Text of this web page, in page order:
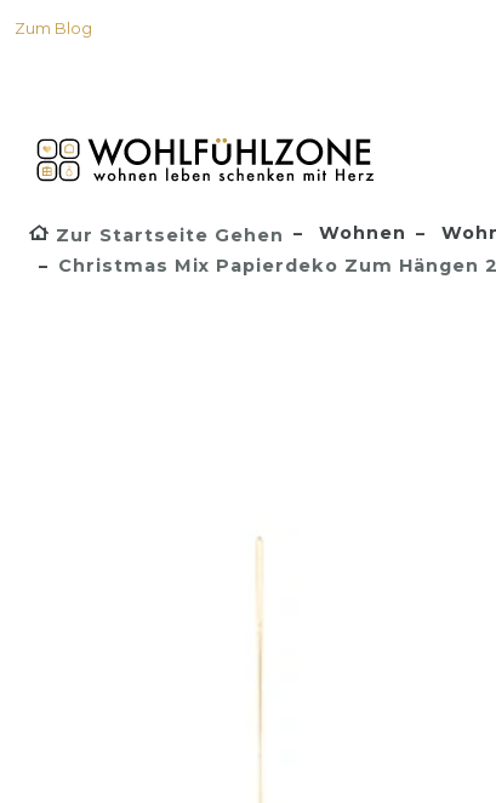
Zum Blog
Zur Startseite Gehen Wohnen
Christmas Mix Papierdeko Zum Hängen